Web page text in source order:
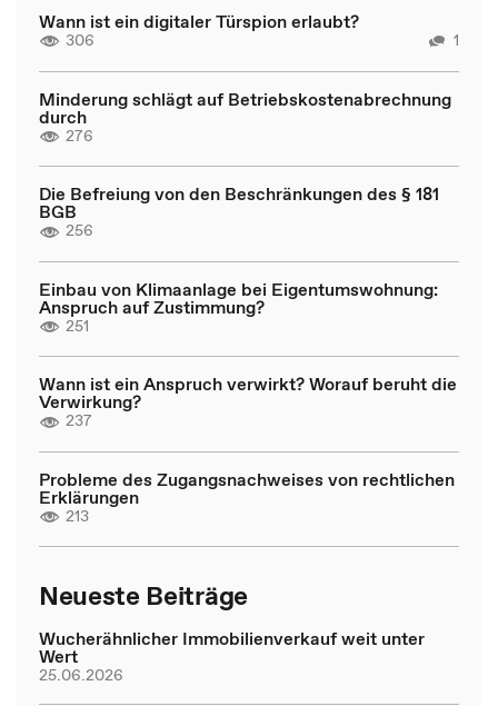
Wann ist ein digitaler Türspion erlaubt?
306 1
Minderung schlägt auf Betriebskostenabrechnung
durch
276
Die Befreiung von den Beschränkungen des § 181
BGB
256
Einbau von Klimaanlage bei Eigentumswohnung:
Anspruch auf Zustimmung?
251
Wann ist ein Anspruch verwirkt? Worauf beruht die
Verwirkung?
237
Probleme des Zugangsnachweises von rechtlichen
Erklärungen
213
Neueste Beiträge
Wucherähnlicher Immobilienverkauf weit unter
Wert
25.06.2026